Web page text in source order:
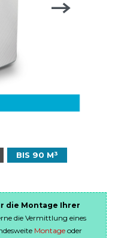
BIS 90 M³
die Montage Ihrer
die Vermittlung eines
Montage oder